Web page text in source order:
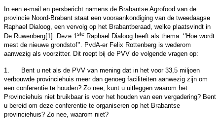
In een e-mail en persbericht namens de Brabantse Agrofood van de
provincie Noord-Brabant staat een vooraankondiging van de tweedaagse
Raphael Dialoog, een vervolg op het Brabantberaad, welke plaatsvindt in
De Ruwenberg[1] . Deze 1ste Raphael Dialoog heeft als thema: ‘’Hoe wordt
mest de nieuwe grondstof’’. PvdA-er Felix Rottenberg is wederom
aanwezig als voorzitter. Dit roept bij de PVV de volgende vragen op:
1.
Bent u net als de PVV van mening dat in het voor 33,5 miljoen
verbouwde provinciehuis meer dan genoeg faciliteiten aanwezig zijn om
een conferentie te houden? Zo nee, kunt u uitleggen waarom het
Provinciehuis niet bruikbaar is voor het houden van een vergadering? Bent
u bereid om deze conferentie te organiseren op het Brabantse
provinciehuis? Zo nee, waarom niet?